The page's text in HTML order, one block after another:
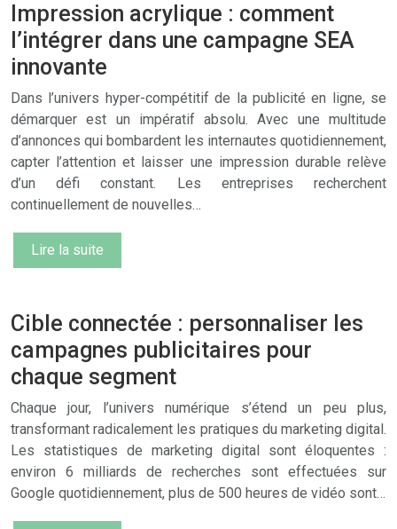
Impression acrylique : comment
l’intégrer dans une campagne SEA
innovante
Dans l’univers hyper-compétitif de la publicité en ligne, se
démarquer est un impératif absolu. Avec une multitude
d’annonces qui bombardent les internautes quotidiennement,
capter l’attention et laisser une impression durable relève
d’un défi constant. Les entreprises recherchent
continuellement de nouvelles…
Lire la suite
Cible connectée : personnaliser les
campagnes publicitaires pour
chaque segment
Chaque jour, l’univers numérique s’étend un peu plus,
transformant radicalement les pratiques du marketing digital.
Les statistiques de marketing digital sont éloquentes :
environ 6 milliards de recherches sont effectuées sur
Google quotidiennement, plus de 500 heures de vidéo sont…